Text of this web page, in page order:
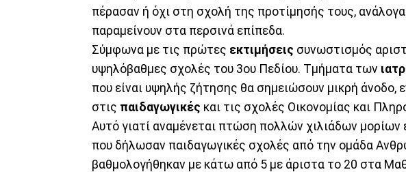
πέρασαν ή όχι στη σχολή της προτίμησής τους,
παραμείνουν στα περσινά επίπεδα.
Σύμφωνα με τις πρώτες εκτιμήσεις συνωστισμός
υψηλόβαθμες σχολές του 3ου Πεδίου. Τμήματα των
που είναι υψηλής ζήτησης θα σημειώσουν μικρή
στις παιδαγωγικές και τις σχολές Οικονομίας και
Αυτό γιατί αναμένεται πτώση πολλών χιλιάδων
που δήλωσαν παιδαγωγικές σχολές από την ομάδα
βαθμολογήθηκαν με κάτω από 5 με άριστα το 20 στα